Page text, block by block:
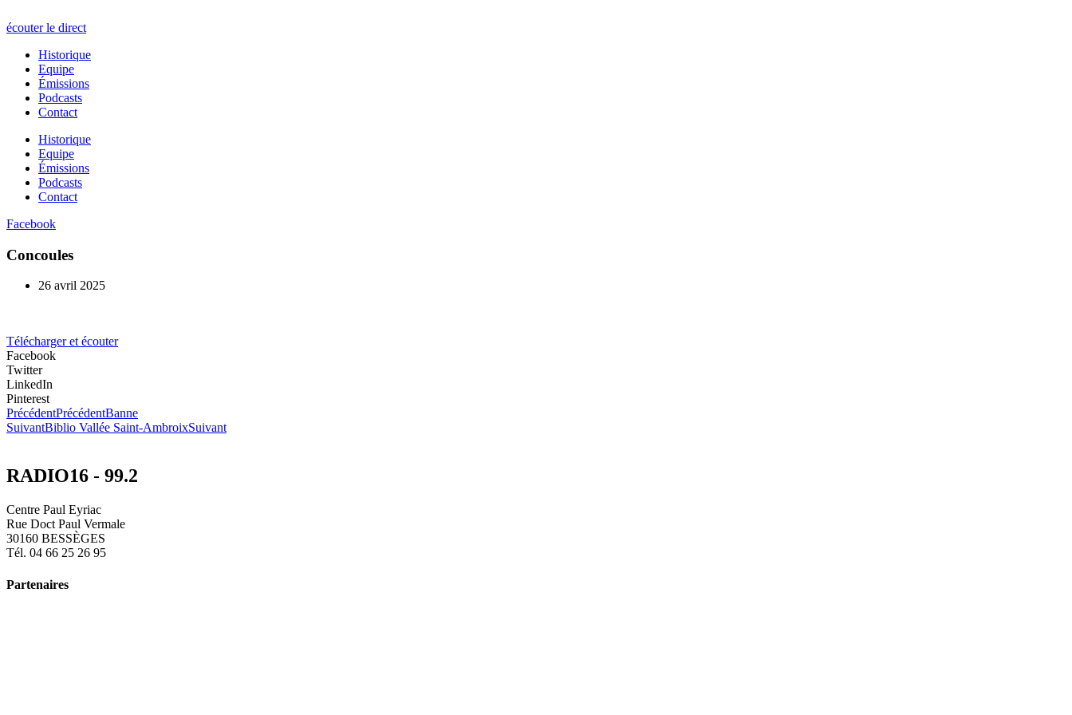
écouter le direct
Historique
Equipe
Émissions
Podcasts
Contact
Historique
Equipe
Émissions
Podcasts
Contact
Facebook
Concoules
26 avril 2025
Télécharger et écouter
Facebook
Twitter
LinkedIn
Pinterest
PrécédentPrécédentBanne
SuivantBiblio Vallée Saint-AmbroixSuivant
RADIO16 - 99.2
Centre Paul Eyriac
Rue Doct Paul Vermale
30160 BESSÈGES
Tél. 04 66 25 26 95
Partenaires